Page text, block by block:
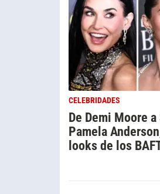
CELEBRIDADES
De Demi Moore
Pamela
looks de los